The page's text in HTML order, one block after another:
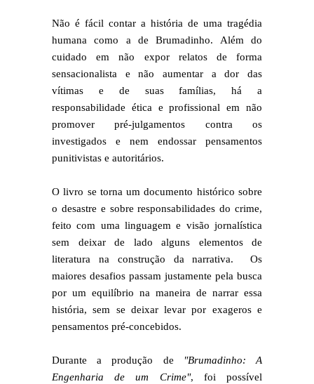
Não é fácil contar a história de uma tragédia
humana como a de Brumadinho. Além do
cuidado em não expor relatos de forma
sensacionalista e não aumentar a dor das
vítimas e de suas famílias, há a
responsabilidade ética e profissional em não
promover pré-julgamentos contra os
investigados e nem endossar pensamentos
punitivistas e autoritários.
O livro se torna um documento histórico sobre
o desastre e sobre responsabilidades do crime,
feito com uma linguagem e visão jornalística
sem deixar de lado alguns elementos de
literatura na construção da narrativa. Os
maiores desafios passam justamente pela busca
por um equilíbrio na maneira de narrar essa
história, sem se deixar levar por exageros e
pensamentos pré-concebidos.
Durante a produção de
"Brumadinho: A
Engenharia de um Crime", foi possível